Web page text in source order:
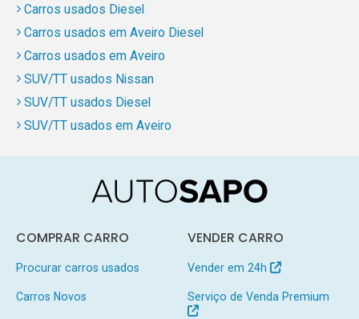
Carros usados Diesel
Carros usados em Aveiro Diesel
Carros usados em Aveiro
SUV/TT usados Nissan
SUV/TT usados Diesel
SUV/TT usados em Aveiro
COMPRAR CARRO
Procurar carros usados
Carros Novos
VENDER CARRO
Vender em 24h
Serviço de Venda Premium